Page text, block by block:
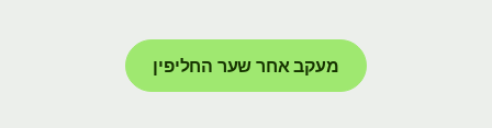
מעקב אחר שער החליפין